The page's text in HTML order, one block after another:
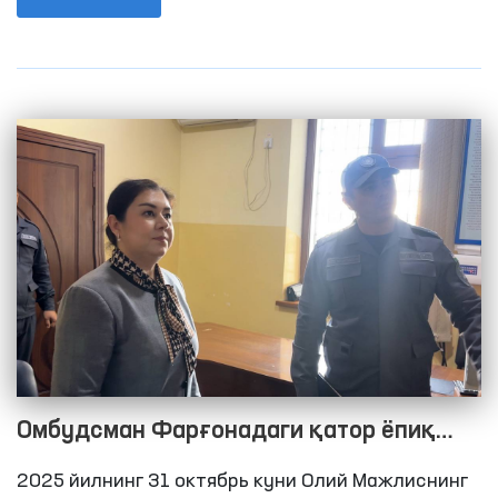
тиббий ёрдам кўрсатиш туманлараро пунктлари
илмий-амалий тиббиёт марказининг
Қорақалпоғистон Республикаси минтақавий
филиали, шунингдек, Чимбой туманидаги
“Мурувват” ногиронлиги бўлган шахслар
эркаклар интернат уйида яшовчиларга
яратилган шароитларни ўрганиш юзасидан
мониторинг ташрифлари амалга оширилди.
Омбудсман Фарғонадаги қатор ёпиқ
муассасаларда инсон ҳуқуқлари
2025 йилнинг 31 октябрь куни Олий Мажлиснинг